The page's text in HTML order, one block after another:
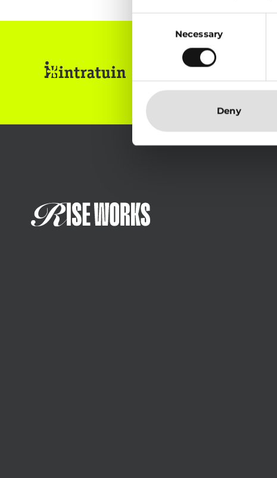
Consent
Necessary
Deny